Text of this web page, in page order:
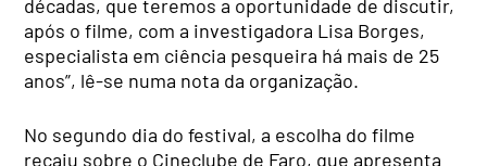
décadas, que teremos a oportunidade de discutir,
após o filme, com a investigadora Lisa Borges,
especialista em ciência pesqueira há mais de 25
anos”, lê-se numa nota da organização.
No segundo dia do festival, a escolha do filme
recaiu sobre o Cineclube de Faro, que apresenta